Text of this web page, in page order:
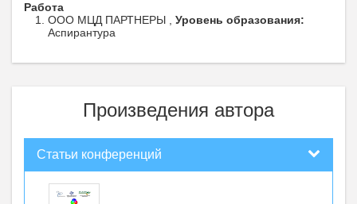
Работа
ООО МЦД ПАРТНЕРЫ , Уровень образования:
Аспирантура
Произведения автора
Статьи конференций